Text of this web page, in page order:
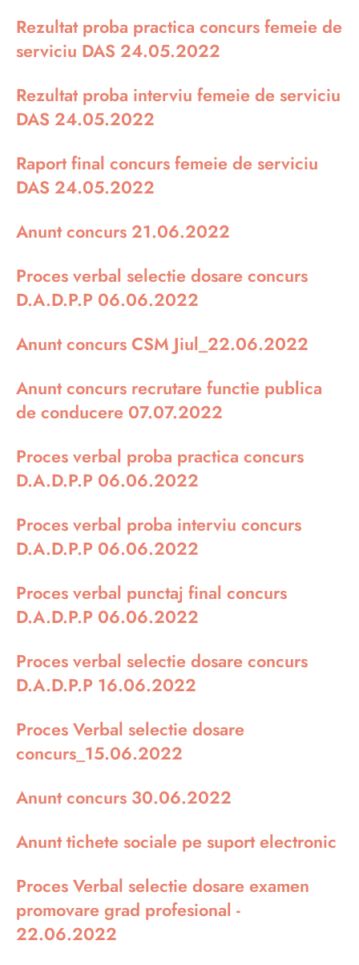
Rezultat proba practica concurs femeie de
serviciu DAS 24.05.2022
Rezultat proba interviu femeie de serviciu
DAS 24.05.2022
Raport final concurs femeie de serviciu
DAS 24.05.2022
Anunt concurs 21.06.2022
Proces verbal selectie dosare concurs
D.A.D.P.P 06.06.2022
Anunt concurs CSM Jiul_22.06.2022
Anunt concurs recrutare functie publica
de conducere 07.07.2022
Proces verbal proba practica concurs
D.A.D.P.P 06.06.2022
Proces verbal proba interviu concurs
D.A.D.P.P 06.06.2022
Proces verbal punctaj final concurs
D.A.D.P.P 06.06.2022
Proces verbal selectie dosare concurs
D.A.D.P.P 16.06.2022
Proces Verbal selectie dosare
concurs_15.06.2022
Anunt concurs 30.06.2022
Anunt tichete sociale pe suport electronic
Proces Verbal selectie dosare examen
promovare grad profesional -
22.06.2022